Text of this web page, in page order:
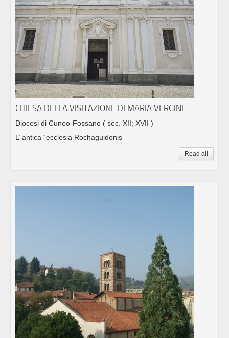
CHIESA DELLA VISITAZIONE DI MARIA VERGINE
Diocesi di Cuneo-Fossano ( sec. XII; XVII )
L’ antica “ecclesia Rochaguidonis”
Read all